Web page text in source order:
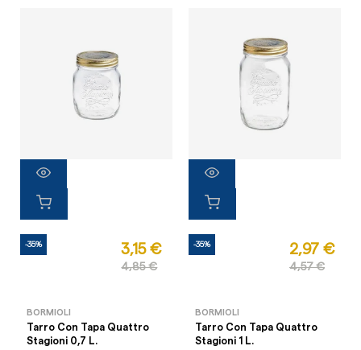
-35% 3,15 €
4,85 €
BORMIOLI
Tarro Con Tapa Quattro
Stagioni 0,7 L.
-35% 2,97 €
4,57 €
BORMIOLI
Tarro Con Tapa Quattro
Stagioni 1 L.